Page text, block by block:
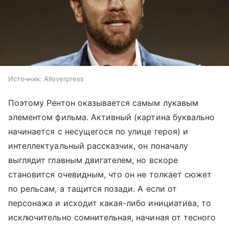
Источник: Alloverpress
Поэтому Рентон оказывается самым лукавым
элементом фильма. Активный (картина буквально
начинается с несущегося по улице героя) и
интеллектуальный рассказчик, он поначалу
выглядит главным двигателем, но вскоре
становится очевидным, что он не толкает сюжет
по рельсам, а тащится позади. А если от
персонажа и исходит какая-либо инициатива, то
исключительно сомнительная, начиная от тесного